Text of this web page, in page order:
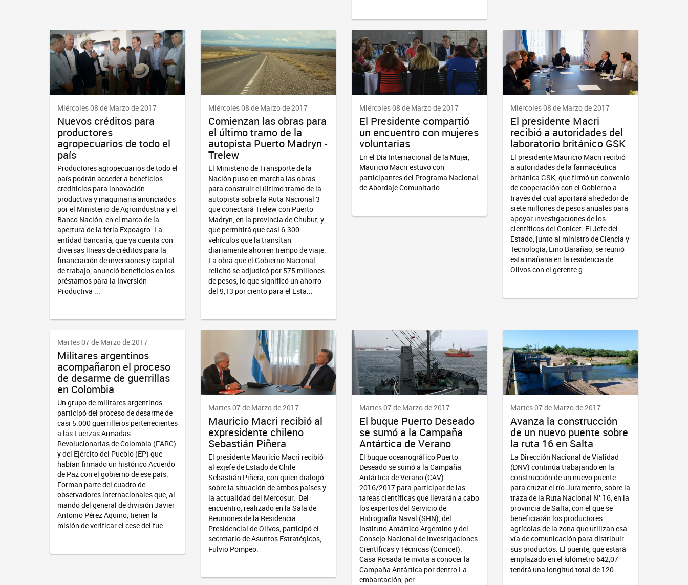
Miércoles 08 de Marzo de 2017
Nuevos créditos para
productores
agropecuarios de todo el
país
Productores agropecuarios de todo el
país podrán acceder a beneficios
crediticios para innovación
productiva y maquinaria anunciados
por el Ministerio de Agroindustria y el
Banco Nación, en el marco de la
apertura de la feria Expoagro. La
entidad bancaria, que ya cuenta con
diversas líneas de créditos para la
financiación de inversiones y capital
de trabajo, anunció beneficios en los
préstamos para la Inversión
Productiva ...
Miércoles 08 de Marzo de 2017
Comienzan las obras para
el último tramo de la
autopista Puerto Madryn -
Trelew
El Ministerio de Transporte de la
Nación puso en marcha las obras
para construir el último tramo de la
autopista sobre la Ruta Nacional 3
que conectará Trelew con Puerto
Madryn, en la provincia de Chubut, y
que permitirá que casi 6.300
vehículos que la transitan
diariamente ahorren tiempo de viaje.
La obra que el Gobierno Nacional
relicitó se adjudicó por 575 millones
de pesos, lo que significó un ahorro
del 9,13 por ciento para el Esta...
Miércoles 08 de Marzo de 2017
El Presidente compartió
un encuentro con mujeres
voluntarias
En el Día Internacional de la Mujer,
Mauricio Macri estuvo con
participantes del Programa Nacional
de Abordaje Comunitario.
Miércoles 08 de Marzo de 2017
El presidente Macri
recibió a autoridades del
laboratorio británico GSK
El presidente Mauricio Macri recibió
a autoridades de la farmacéutica
británica GSK, que firmó un convenio
de cooperación con el Gobierno a
través del cual aportará alrededor de
siete millones de pesos anuales para
apoyar investigaciones de los
científicos del Conicet. El Jefe del
Estado, junto al ministro de Ciencia y
Tecnología, Lino Barañao, se reunió
esta mañana en la residencia de
Olivos con el gerente g...
Martes 07 de Marzo de 2017
Militares argentinos
acompañaron el proceso
de desarme de guerrillas
en Colombia
Un grupo de militares argentinos
participó del proceso de desarme de
casi 5.000 guerrilleros pertenecientes
a las Fuerzas Armadas
Revolucionarias de Colombia (FARC)
y del Ejército del Pueblo (EP) que
habían firmado un histórico Acuerdo
de Paz con el gobierno de ese país.
Forman parte del cuadro de
observadores internacionales que, al
mando del general de división Javier
Antonio Pérez Aquino, tienen la
misión de verificar el cese del fue...
Martes 07 de Marzo de 2017
Mauricio Macri recibió al
expresidente chileno
Sebastián Piñera
El presidente Mauricio Macri recibió
al exjefe de Estado de Chile
Sebastián Piñera, con quien dialogó
sobre la situación de ambos países y
la actualidad del Mercosur. Del
encuentro, realizado en la Sala de
Reuniones de la Residencia
Presidencial de Olivos, participó el
secretario de Asuntos Estratégicos,
Fulvio Pompeo.
Martes 07 de Marzo de 2017
El buque Puerto Deseado
se sumó a la Campaña
Antártica de Verano
El buque oceanográfico Puerto
Deseado se sumó a la Campaña
Antártica de Verano (CAV)
2016/2017 para participar de las
tareas científicas que llevarán a cabo
los expertos del Servicio de
Hidrografía Naval (SHN), del
Instituto Antártico Argentino y del
Consejo Nacional de Investigaciones
Científicas y Técnicas (Conicet).
Casa Rosada te invita a conocer la
Campaña Antártica por dentro La
embarcación, per...
Martes 07 de Marzo de 2017
Avanza la construcción
de un nuevo puente sobre
la ruta 16 en Salta
La Dirección Nacional de Vialidad
(DNV) continúa trabajando en la
construcción de un nuevo puente
para cruzar el río Juramento, sobre la
traza de la Ruta Nacional N° 16, en la
provincia de Salta, con el que se
beneficiarán los productores
agrícolas de la zona que utilizan esa
vía de comunicación para distribuir
sus productos. El puente, que estará
emplazado en el kilómetro 642,07
tendrá una longitud total de 120...